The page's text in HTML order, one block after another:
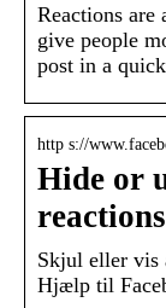
Reactions
give people
post in a
http s://
Hide or
Skjul eller vis
Hjælp til